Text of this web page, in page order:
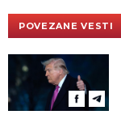
POVEZANE VESTI